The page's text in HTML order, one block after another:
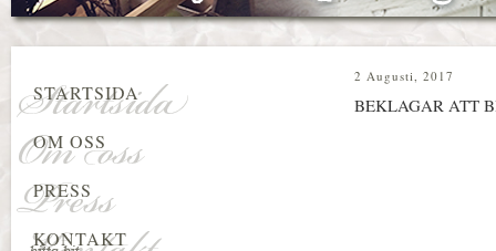
2 Augusti, 2017
BEKLAGAR ATT
STARTSIDA
OM OSS
PRESS
KONTAKT